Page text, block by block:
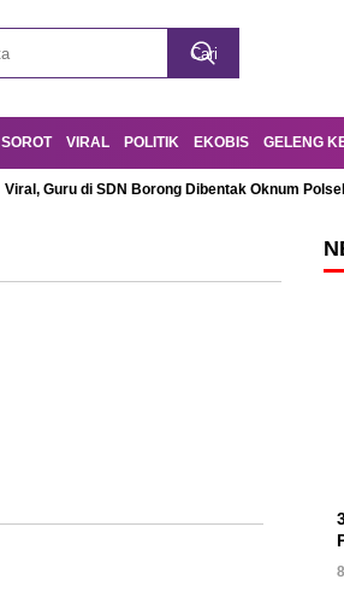
SOROT VIRAL POLITIK EKOBIS GELENG
Viral, Guru di SDN Borong Dibentak Oknum